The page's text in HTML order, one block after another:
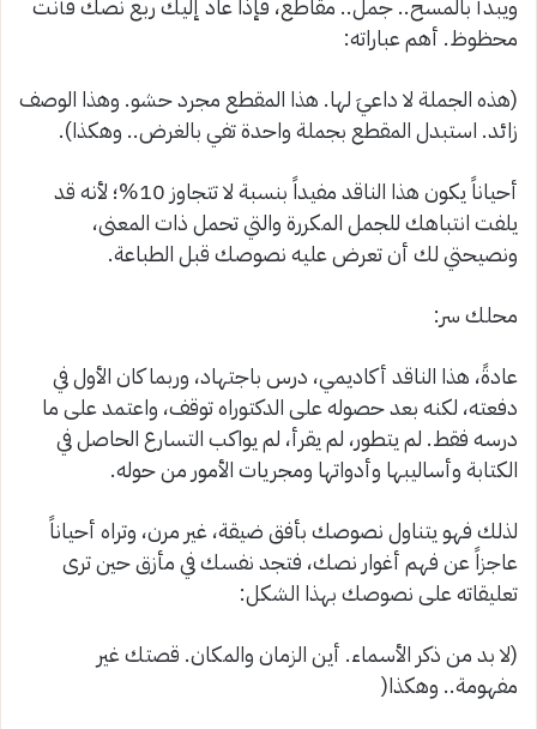
ويبدأ بالمسح.. جمل.. مقاطع، فإذا عاد إليك ربع نصك فأنت
محظوظ. أهم عباراته:
(هذه الجملة لا داعيَ لها. هذا المقطع مجرد حشو. وهذا الوصف
زائد. استبدلالمقطع بجملة واحدة تفي بالغرض.. وهكذا)
.
أحياناً يكون هذا الناقد مفيداً بنسبة لا تتجاوز 10%؛ لأنه قد
يلفت انتباهك للجمل المكررة والتي تحمل ذات المعنى،
ونصيحتي لك أن تعرض عليه نصوصك قبل الطباعة.
محلك سر:
عادةً، هذا الناقد أكاديمي، درس باجتهاد، وربما كان الأول في
دفعته، لكنه بعد حصوله على الدكتوراه توقف، واعتمد على ما
درسه فقط. لم يتطور، لم يقرأ، لم يواكب التسارع الحاصل في
الكتابة وأساليبها وأدواتها ومجريات الأمور من حوله.
لذلك فهو يتناول نصوصك بأفق ضيقة، غير مرن، وتراه أحياناً
عاجزاً عن فهم أغوار نصك، فتجد نفسك في مأزق حين ترى
تعليقاته على نصوصك بهذا الشكل:
(لا بد من ذكر الأسماء. أين الزمان والمكان. قصتك غير
مفهومة.. وهكذا(